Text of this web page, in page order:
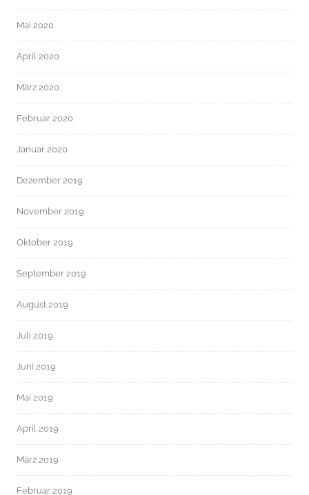
Mai 2020
April 2020
März 2020
Februar 2020
Januar 2020
Dezember 2019
November 2019
Oktober 2019
September 2019
August 2019
Juli 2019
Juni 2019
Mai 2019
April 2019
März 2019
Februar 2019